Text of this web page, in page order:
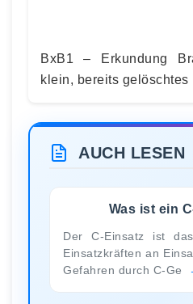
BxB1 – Erkundung
klein, bereits gelöschtes
AUCH LESEN
Was ist ein
Der C-Einsatz ist
Einsatzkräften an
Gefahren durch C-Ge